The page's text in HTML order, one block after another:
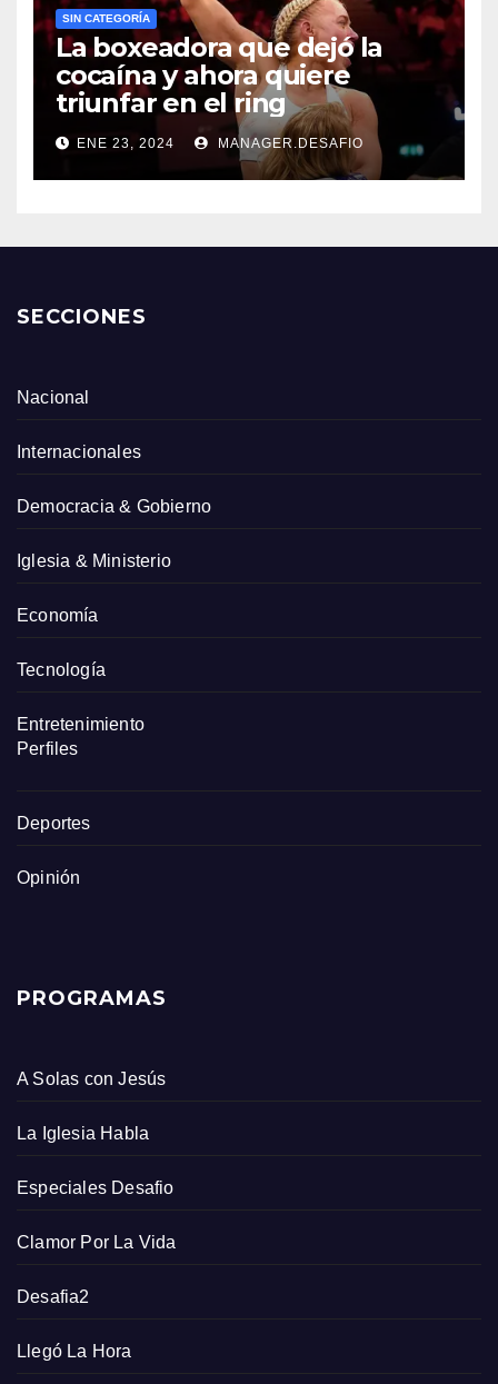
SIN CATEGORÍA
La boxeadora que dejó la
cocaína y ahora quiere
triunfar en el ring​
ENE 23, 2024 MANAGER.DESAFIO
SECCIONES
Nacional
Internacionales
Democracia & Gobierno
Iglesia & Ministerio
Economía
Tecnología
Entretenimiento
Perfiles
Deportes
Opinión
PROGRAMAS
A Solas con Jesús
La Iglesia Habla
Especiales Desafio
Clamor Por La Vida
Desafia2
Llegó La Hora